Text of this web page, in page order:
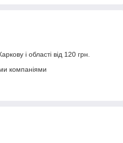
і області від 120 грн.
компаніями